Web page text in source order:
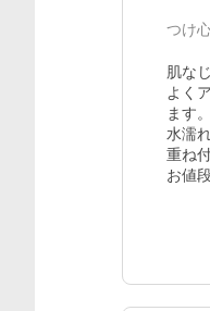
つけ
肌な
よく
ます。
水濡
重ね
お値